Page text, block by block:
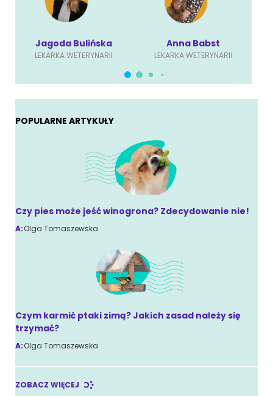
Jagoda Bulińska
LEKARKA WETERYNARII
Anna Babst
LEKARKA WETERYNARII
POPULARNE ARTYKUŁY
Czy pies może jeść winogrona? Zdecydowanie nie!
A:Olga Tomaszewska
Czym karmić ptaki zimą? Jakich zasad należy się
trzymać?
A:Olga Tomaszewska
ZOBACZ WIĘCEJ